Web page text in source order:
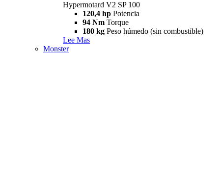
Hypermotard V2 SP 100
120,4 hp Potencia
94 Nm Torque
180 kg Peso húmedo (sin combustible)
Lee Mas
Monster